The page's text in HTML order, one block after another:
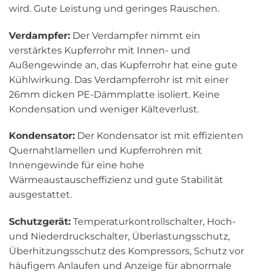
wird. Gute Leistung und geringes Rauschen.
Verdampfer: Der Verdampfer nimmt ein
verstärktes Kupferrohr mit Innen- und
Außengewinde an, das Kupferrohr hat eine gute
Kühlwirkung. Das Verdampferrohr ist mit einer
26mm dicken PE-Dämmplatte isoliert. Keine
Kondensation und weniger Kälteverlust.
Kondensator: Der Kondensator ist mit effizienten
Quernahtlamellen und Kupferrohren mit
Innengewinde für eine hohe
Wärmeaustauscheffizienz und gute Stabilität
ausgestattet.
Schutzgerät: Temperaturkontrollschalter, Hoch-
und Niederdruckschalter, Überlastungsschutz,
Überhitzungsschutz des Kompressors, Schutz vor
häufigem Anlaufen und Anzeige für abnormale